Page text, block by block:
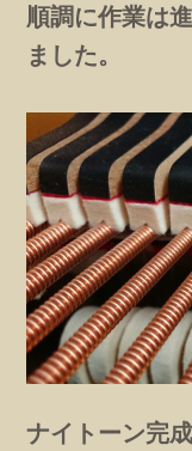
順調に作業は
ました。
ナイトーン完